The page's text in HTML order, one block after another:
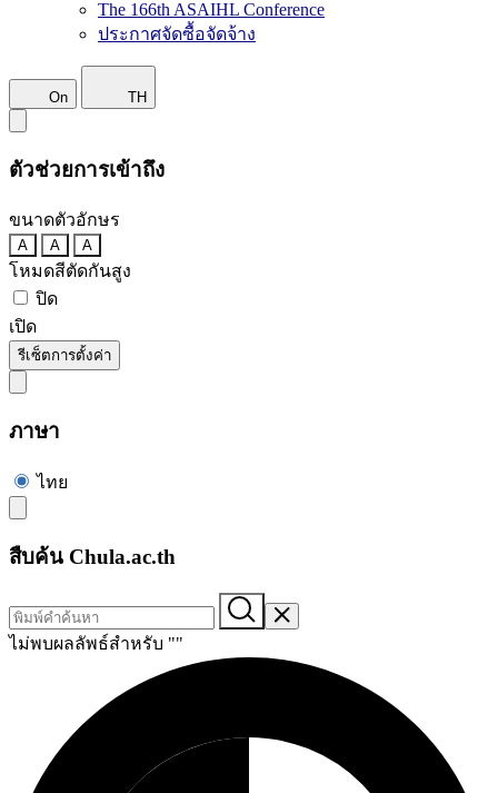
The 166th ASAIHL Conference
ประกาศจัดซื้อจัดจ้าง
On TH
ตัวช่วยการเข้าถึง
ขนาดตัวอักษร
A A A
โหมดสีตัดกันสูง
ปิด
เปิด
รีเซ็ตการตั้งค่า
ภาษา
ไทย
สืบค้น Chula.ac.th
ไม่พบผลลัพธ์สำหรับ ""